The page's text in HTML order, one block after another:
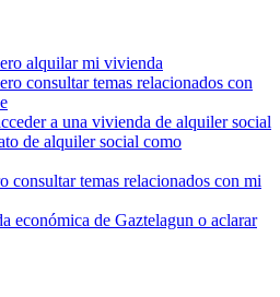
alquilar mi vivienda
consultar temas relacionados con
a una vivienda de alquiler social
de alquiler social como
consultar temas relacionados con mi
económica de Gaztelagun o aclarar